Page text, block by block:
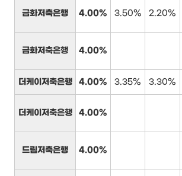
금화저축은행 4.00% 3.50% 2.20%
금화저축은행 4.00%
더케이저축은행 4.00% 3.35% 3.30%
더케이저축은행 4.00%
드림저축은행 4.00%